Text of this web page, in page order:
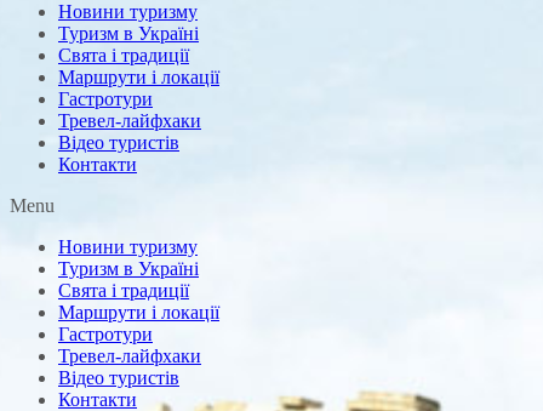
Новини туризму
Туризм в Україні
Свята і традиції
Маршрути і локації
Гастротури
Тревел-лайфхаки
Відео туристів
Контакти
Menu
Новини туризму
Туризм в Україні
Свята і традиції
Маршрути і локації
Гастротури
Тревел-лайфхаки
Відео туристів
Контакти